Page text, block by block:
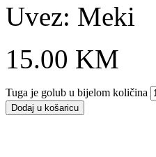
Uvez: Meki
15.00 KM
Tuga je golub u bijelom količina
Dodaj u košaricu